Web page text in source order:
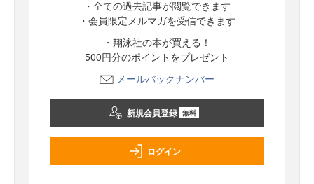
・全ての過去記事が閲覧できます
・会員限定メルマガを受信できます
・翔泳社の本が買える！
500円分のポイントをプレゼント
メールバックナンバー
新規会員登録 無料
ログイン